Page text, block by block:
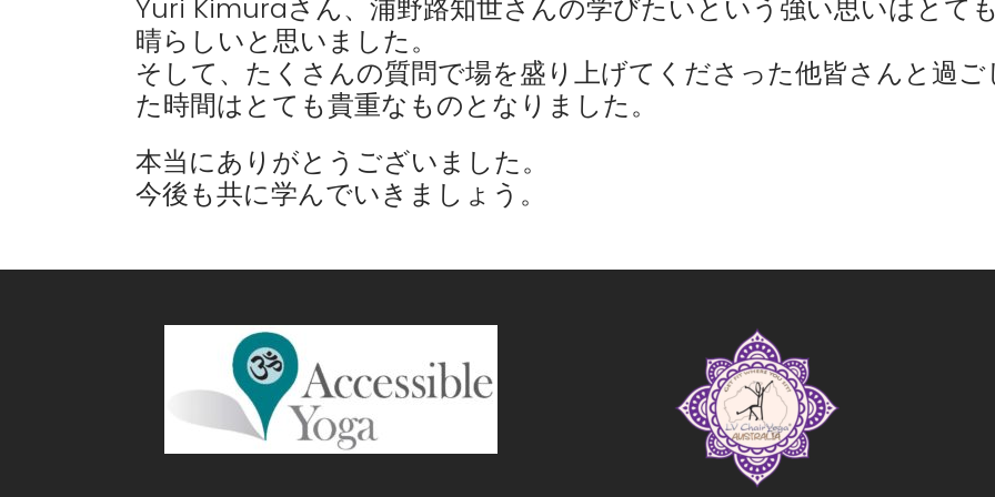
Yuri Kimuraさん、浦野路知世さんの学びたいという強い思いはとて
晴らしいと思いました。
そして、たくさんの質問で場を盛り上げてくださった他皆さんと過ご
た時間はとても貴重なものとなりました。
本当にありがとうございました。
今後も共に学んでいきましょう。